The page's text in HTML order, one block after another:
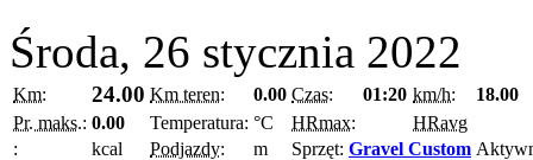
Środa, 26 stycznia 2022
Km: 24.00 Km teren: 0.00 Czas: 01:20 km/h:
18.00
Pr. maks.: 0.00 Temperatura: °C HRmax:
HRavg
:
kcal Podjazdy: m Sprzęt: Gravel Custom